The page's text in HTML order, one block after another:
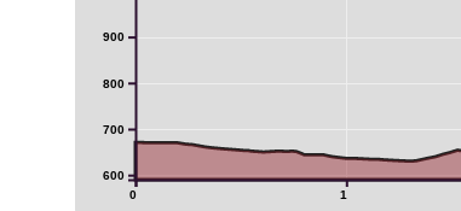
0 1
600
700
800
900